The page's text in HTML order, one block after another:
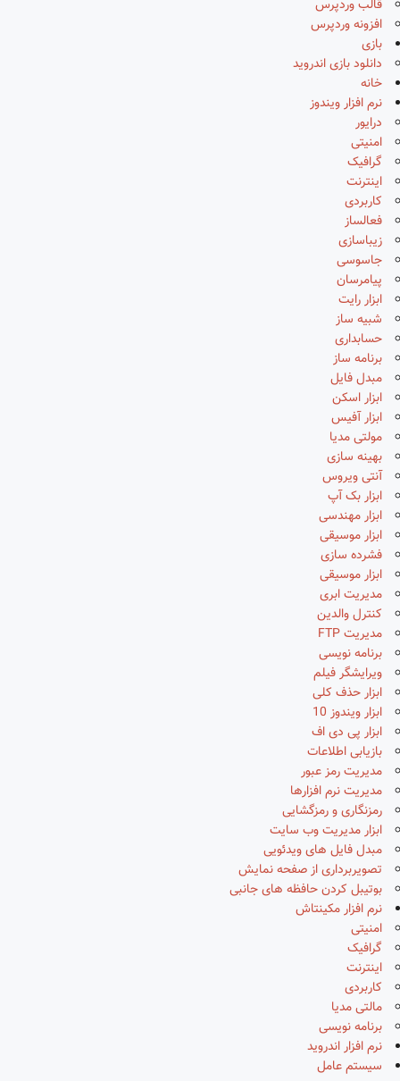
قالب وردپرس
افزونه وردپرس
بازی
دانلود بازی اندروید
خانه
نرم افزار ویندوز
درایور
امنیتی
گرافیک
اینترنت
کاربردی
فعالساز
زیباسازی
جاسوسی
پیامرسان
ابزار رایت
شبیه ساز
حسابداری
برنامه ساز
مبدل فایل
ابزار اسکن
ابزار آفیس
مولتی مدیا
بهینه سازی
آنتی ویروس
ابزار بک آپ
ابزار مهندسی
ابزار موسیقی
فشرده سازی
ابزار موسیقی
مدیریت ابری
کنترل والدین
مدیریت FTP
برنامه نویسی
ویرایشگر فیلم
ابزار حذف کلی
ابزار ویندوز 10
ابزار پی دی اف
بازیابی اطلاعات
مدیریت رمز عبور
مدیریت نرم افزارها
رمزنگاری و رمزگشایی
ابزار مدیریت وب سایت
مبدل فایل های ویدئویی
تصویربرداری از صفحه نمایش
بوتیبل کردن حافظه های جانبی
نرم افزار مکینتاش
امنیتی
گرافیک
اینترنت
کاربردی
مالتی مدیا
برنامه نویسی
نرم افزار اندروید
سیستم عامل